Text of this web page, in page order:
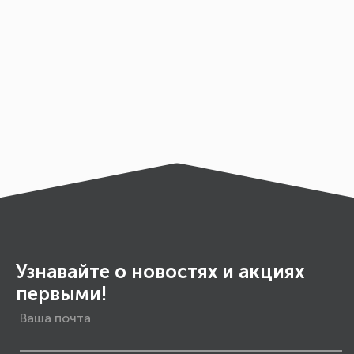
Узнавайте о новостях и акциях
первыми!